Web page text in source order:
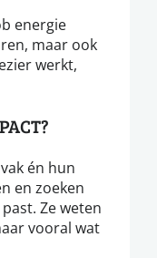
energie
maar ook
werkt,
én hun
en zoeken
Ze weten
vooral wat